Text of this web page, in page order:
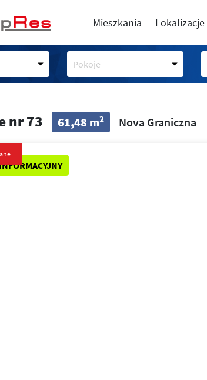
Mieszkania Lokalizacje
Pokoje
nr 73 61,48 m2 Nova Graniczna